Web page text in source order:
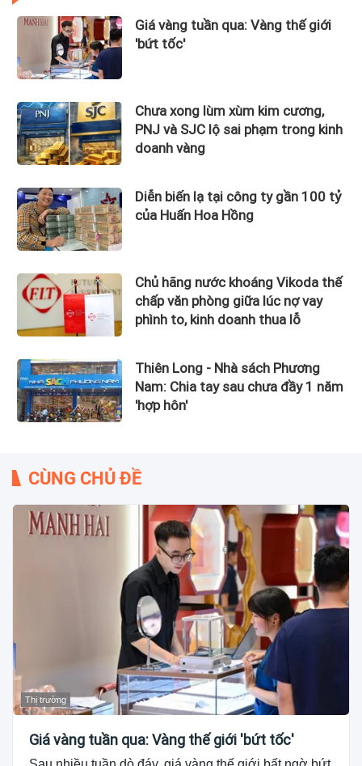
Giá vàng tuần qua: Vàng thế giới
'bứt tốc'
Chưa xong lùm xùm kim cương,
PNJ và SJC lộ sai phạm trong kinh
doanh vàng
Diễn biến lạ tại công ty gần 100 tỷ
của Huấn Hoa Hồng
Chủ hãng nước khoáng Vikoda thế
chấp văn phòng giữa lúc nợ vay
phình to, kinh doanh thua lỗ
Thiên Long - Nhà sách Phương
Nam: Chia tay sau chưa đầy 1 năm
'hợp hôn'
CÙNG CHỦ ĐỀ
Thị trường
Giá vàng tuần qua: Vàng thế giới 'bứt tốc'